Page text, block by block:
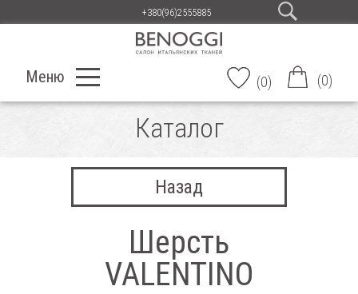
+380(96)2555885
Меню (0) (0)
Каталог
Назад
Шерсть
VALENTINO